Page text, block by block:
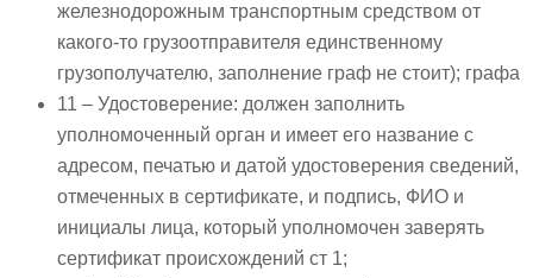
железнодорожным транспортным средством от
какого-то грузоотправителя единственному
грузополучателю, заполнение граф не стоит); графа
11 – Удостоверение: должен заполнить
уполномоченный орган и имеет его название с
адресом, печатью и датой удостоверения сведений,
отмеченных в сертификате, и подпись, ФИО и
инициалы лица, который уполномочен заверять
сертификат происхождений ст 1;